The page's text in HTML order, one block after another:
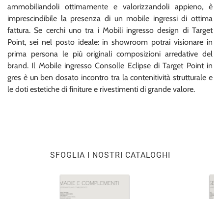
ammobiliandoli ottimamente e valorizzandoli appieno, è
imprescindibile la presenza di un mobile ingressi di ottima
fattura. Se cerchi uno tra i Mobili ingresso design di Target
Point, sei nel posto ideale: in showroom potrai visionare in
prima persona le più originali composizioni arredative del
brand. Il Mobile ingresso Consolle Eclipse di Target Point in
gres è un ben dosato incontro tra la contenitività strutturale e
le doti estetiche di finiture e rivestimenti di grande valore.
SFOGLIA I NOSTRI CATALOGHI